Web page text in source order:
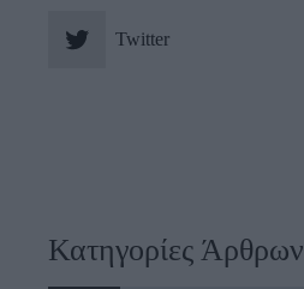
Twitter
Κατηγορίες Άρθρων